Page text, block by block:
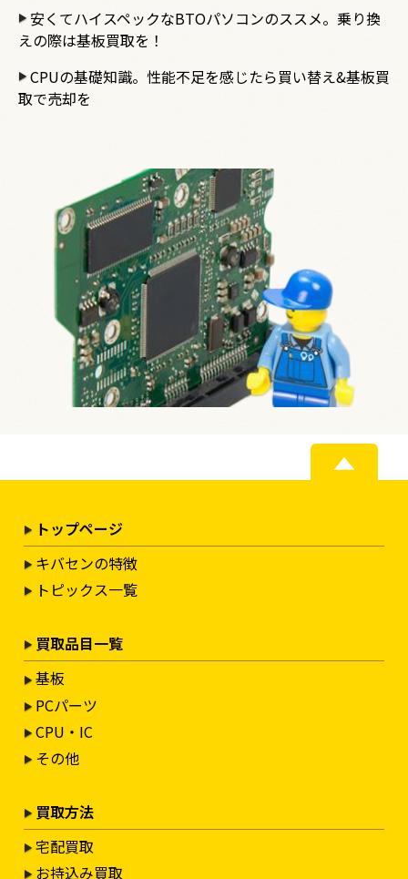
安くてハイスペックなBTOパソコンのススメ。乗り換
えの際は基板買取を！
CPUの基礎知識。性能不足を感じたら買い替え&基板買
取で売却を
トップページ
キバセンの特徴
トピックス一覧
買取品目一覧
基板
PCパーツ
CPU・IC
その他
買取方法
宅配買取
お持込み買取